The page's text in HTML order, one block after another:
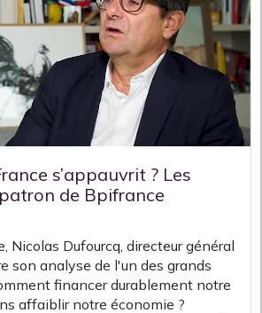
s’appauvrit ? Les
de Bpifrance
Nicolas Dufourcq, directeur général
son analyse de l'un des grands
financer durablement notre
affaiblir notre économie ?